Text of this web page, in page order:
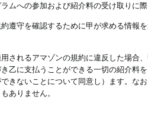
ムへの参加および紹介料の受け取りに
遵守を確認するために甲が求める情報
されるアマゾンの規約に違反した場合
乙に支払うことができる一切の紹介料
きないことについて同意し）ます。な
ありません。